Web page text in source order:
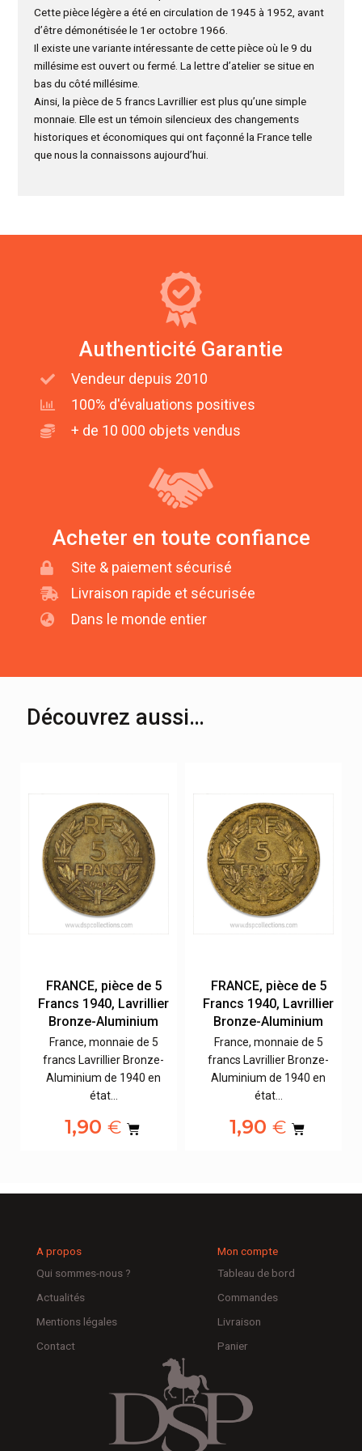
Cette pièce légère a été en circulation de 1945 à 1952, avant
d’être démonétisée le 1er octobre 1966.
Il existe une variante intéressante de cette pièce où le 9 du
millésime est ouvert ou fermé. La lettre d’atelier se situe en
bas du côté millésime.
Ainsi, la pièce de 5 francs Lavrillier est plus qu’une simple
monnaie. Elle est un témoin silencieux des changements
historiques et économiques qui ont façonné la France telle
que nous la connaissons aujourd’hui.
Authenticité Garantie
Vendeur depuis 2010
100% d'évaluations positives
+ de 10 000 objets vendus
Acheter en toute confiance
Site & paiement sécurisé
Livraison rapide et sécurisée
Dans le monde entier
Découvrez aussi…
FRANCE, pièce de 5
Francs 1940, Lavrillier
Bronze-Aluminium
France, monnaie de 5
francs Lavrillier Bronze-
Aluminium de 1940 en
état…
1,90€
FRANCE, pièce de 5
Francs 1940, Lavrillier
Bronze-Aluminium
France, monnaie de 5
francs Lavrillier Bronze-
Aluminium de 1940 en
état…
1,90€
A propos
Qui sommes-nous ?
Actualités
Mentions légales
Contact
Mon compte
Tableau de bord
Commandes
Livraison
Panier